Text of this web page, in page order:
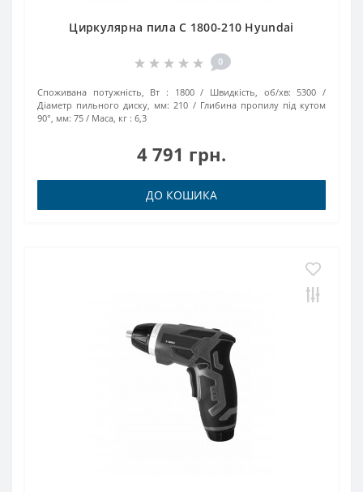
Циркулярна пила C 1800-210 Hyundai
0
Споживана потужність, Вт : 1800 Швидкість, об/хв: 5300
Діаметр пильного диску, мм: 210
Глибина пропилу під кутом
90°, мм: 75 Маса, кг : 6,3
4 791 грн.
ДО КОШИКА